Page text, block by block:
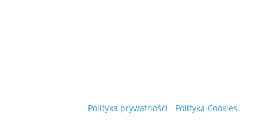
Polityka prywatności Polityka Cookies